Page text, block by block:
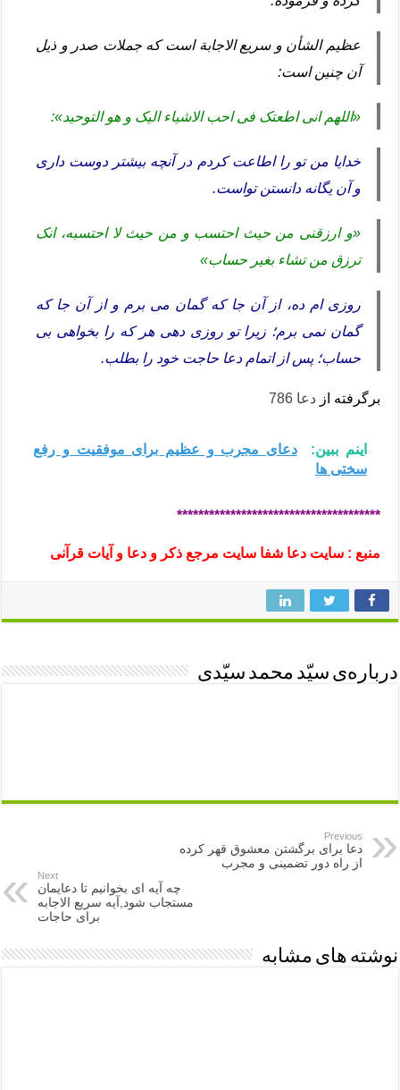
عظیم الشأن و سریع الاجابة است که جملات صدر و ذیل
آن چنین است:
«اللهم انی اطعتک فی احب الاشیاء الیک و هو التوحید»:
خدایا من تو را اطاعت کردم در آنچه بیشتر دوست داری
و آن یگانه دانستن تواست.
«و ارزقنی من حیث احتسب و من حیث لا احتسبه، انک
ترزق من تشاء بغیر حساب»
روزی ام ده، از آن جا که گمان می برم و از آن جا که
گمان نمی برم؛ زیرا تو روزی دهی هر که را بخواهی بی
حساب؛ پس از اتمام دعا حاجت خود را بطلب.
برگرفته ازدعا 786
اینم ببین:
دعای مجرب و عظیم برای موفقیت و رفع
سختی ها
**************************************
منبع : سایت دعا شفا سایت مرجع ذکر و دعا و آیات قرآنی
درباره‌ی سیّد محمد سیّدی
Previous
دعا برای برگشتن معشوق قهر کرده
از راه دور تضمینی و مجرب
Next
چه آیه ای بخوانیم تا دعایمان
مستجاب شود,آیه سریع الاجابه
برای حاجات
نوشته های مشابه